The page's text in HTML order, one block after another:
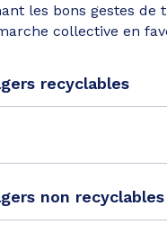
les bons gestes
collective en
recyclables
non recyclables